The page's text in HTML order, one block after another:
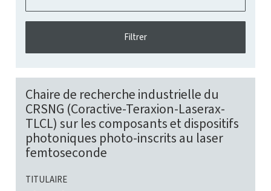
Chaire de recherche industrielle du
CRSNG (Coractive-Teraxion-Laserax-
TLCL) sur les composants et dispositifs
photoniques photo-inscrits au laser
femtoseconde
TITULAIRE